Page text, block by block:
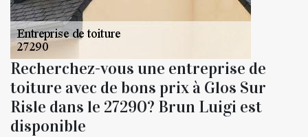
Recherchez-vous une entreprise de
toiture avec de bons prix à Glos Sur
Risle dans le 27290? Brun Luigi est
disponible